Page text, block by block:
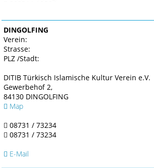
DINGOLFING
Verein:
Strasse:
PLZ /Stadt:
DITIB Türkisch Islamische Kultur Verein e.V.
Gewerbehof 2,
84130 DINGOLFING
Map
08731 / 73234
08731 / 73234
E-Mail